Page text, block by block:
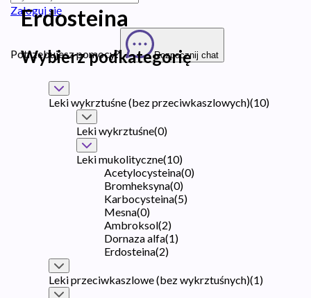
Zaloguj się
Potrzebujesz pomocy? Rozpocznij chat
Erdosteina
Wybierz podkategorię
Leki wykrztuśne (bez przeciwkaszlowych)(10)
Leki wykrztuśne(0)
Leki mukolityczne(10)
Acetylocysteina(0)
Bromheksyna(0)
Karbocysteina(5)
Mesna(0)
Ambroksol(2)
Dornaza alfa(1)
Erdosteina(2)
Leki przeciwkaszlowe (bez wykrztuśnych)(1)